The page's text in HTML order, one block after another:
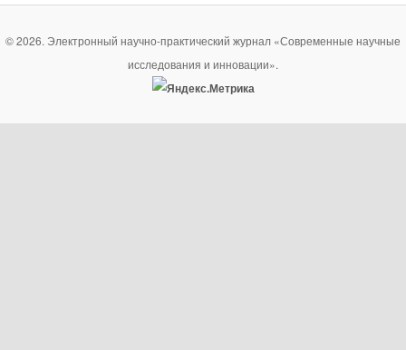
© 2026. Электронный научно-практический журнал «Современные научные
исследования и инновации».